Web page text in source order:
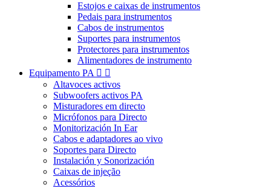
Estojos e caixas de instrumentos
Pedais para instrumentos
Cabos de instrumentos
Suportes para instrumentos
Protectores para instrumentos
Alimentadores de instrumento
Equipamento PA  
Altavoces activos
Subwoofers activos PA
Misturadores em directo
Micrófonos para Directo
Monitorización In Ear
Cabos e adaptadores ao vivo
Soportes para Directo
Instalación y Sonorización
Caixas de injeção
Acessórios